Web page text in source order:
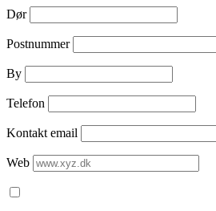
Dør
Postnummer
By
Telefon
Kontakt email
Web